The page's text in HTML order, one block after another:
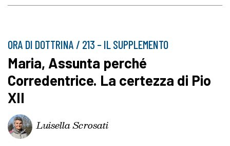
ORA DI DOTTRINA / 213 – IL SUPPLEMENTO
Maria, Assunta perché
Corredentrice. La certezza di Pio
XII
Luisella Scrosati